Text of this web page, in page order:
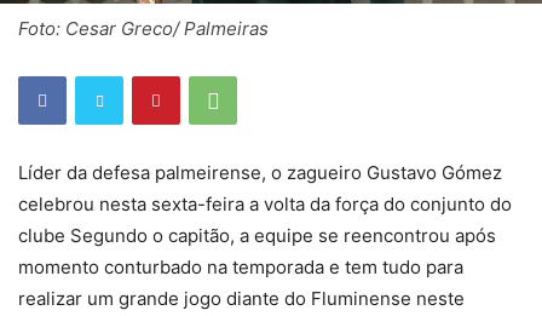
Foto: Cesar Greco/ Palmeiras
Líder da defesa palmeirense, o zagueiro Gustavo Gómez
celebrou nesta sexta-feira a volta da força do conjunto do
clube Segundo o capitão, a equipe se reencontrou após
momento conturbado na temporada e tem tudo para
realizar um grande jogo diante do Fluminense neste